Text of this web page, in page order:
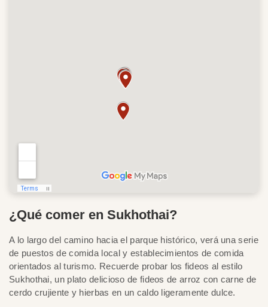
¿Qué comer en Sukhothai?
A lo largo del camino hacia el parque histórico, verá una serie
de puestos de comida local y establecimientos de comida
orientados al turismo. Recuerde probar los fideos al estilo
Sukhothai, un plato delicioso de fideos de arroz con carne de
cerdo crujiente y hierbas en un caldo ligeramente dulce.